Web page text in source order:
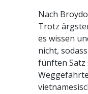
Nach
Trotz
es wissen
nicht,
fünften Satz